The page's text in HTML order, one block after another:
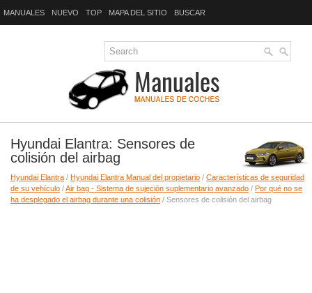
MANUALES NUEVO TOP MAPA DEL SITIO BUSCAR
Hyundai Elantra: Sensores de
colisión del airbag
Hyundai Elantra / Hyundai Elantra Manual del propietario / Características de seguridad
de su vehículo /Air bag - Sistema de sujeción suplementario avanzado / Por qué no se
ha desplegado el airbag durante una colisión / Sensores de colisión del airbag